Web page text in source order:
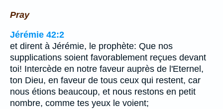
Pray
Jérémie 42:2
et dirent à Jérémie, le prophète: Que nos
supplications soient favorablement reçues devant
toi! Intercède en notre faveur auprès de l'Eternel,
ton Dieu, en faveur de tous ceux qui restent, car
nous étions beaucoup, et nous restons en petit
nombre, comme tes yeux le voient;